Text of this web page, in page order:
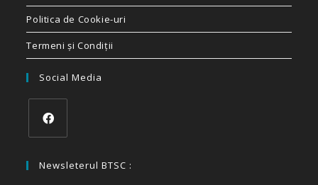
Politica de Cookie-uri
Termeni și Condiții
Social Media
Newsleterul BTSC :